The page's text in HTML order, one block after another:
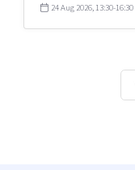
24 Aug 2026, 13:30-16:30